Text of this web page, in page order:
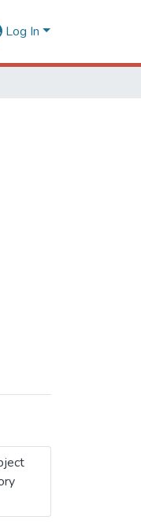
Log In